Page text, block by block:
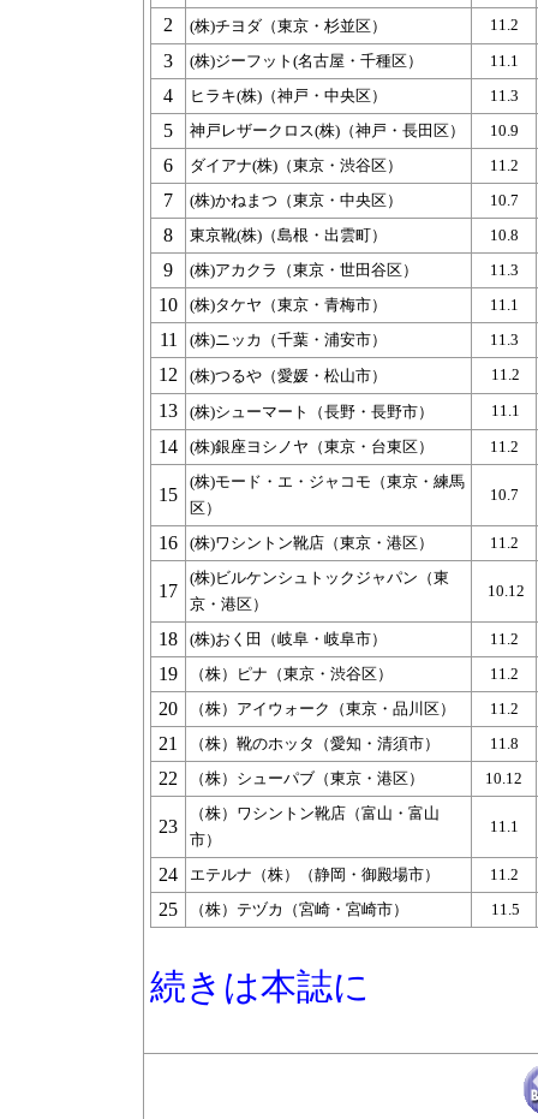
2 (株)チヨダ（東京・杉並区） 11.2
3 (株)ジーフット(名古屋・千種区） 11.1
4 ヒラキ(株)（神戸・中央区） 11.3
5 神戸レザークロス(株)（神戸・長田区） 10.9
6 ダイアナ(株)（東京・渋谷区） 11.2
7 (株)かねまつ（東京・中央区） 10.7
8 東京靴(株)（島根・出雲町） 10.8
9 (株)アカクラ（東京・世田谷区） 11.3
10 (株)タケヤ（東京・青梅市） 11.1
11 (株)ニッカ（千葉・浦安市） 11.3
12 (株)つるや（愛媛・松山市） 11.2
13 (株)シューマート（長野・長野市） 11.1
14 (株)銀座ヨシノヤ（東京・台東区） 11.2
15
(株)モード・エ・ジャコモ（東京・練馬
区）
10.7
16 (株)ワシントン靴店（東京・港区） 11.2
17
(株)ビルケンシュトックジャパン（東
京・港区）
10.12
18 (株)おく田（岐阜・岐阜市） 11.2
19 （株）ピナ（東京・渋谷区） 11.2
20 （株）アイウォーク（東京・品川区） 11.2
21 （株）靴のホッタ（愛知・清須市） 11.8
22 （株）シューパブ（東京・港区） 10.12
23
（株）ワシントン靴店（富山・富山
市）
11.1
24 エテルナ（株）（静岡・御殿場市） 11.2
25 （株）テヅカ（宮崎・宮崎市） 11.5
続きは本誌に